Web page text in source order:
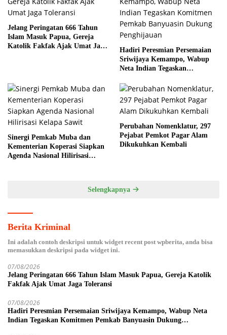
Jelang Peringatan 666 Tahun
Islam Masuk Papua, Gereja
Katolik Fakfak Ajak Umat Jaga
Hadiri Peresmian Persemaian
Sriwijaya Kemampo, Wabup
Neta Indian Tegaskan
Dukung Penghijauan
Sinergi Pemkab Muba dan
Kementerian Koperasi Siapkan
Agenda Nasional Hilirisasi
Perubahan Nomenklatur, 297
Pejabat Pemkot Pagar Alam
Dikukuhkan Kembali
Selengkapnya
Berita Kriminal
Ini adalah contoh deskripsi untuk widget recent post wpberita, anda bisa
memasukkan deskripsi pada widget ini.
07/08/2026
Jelang Peringatan 666 Tahun Islam Masuk Papua, Gereja Katolik
Fakfak Ajak Umat Jaga Toleransi
07/08/2026
Hadiri Peresmian Persemaian Sriwijaya Kemampo, Wabup Neta
Indian Tegaskan Komitmen Pemkab Banyuasin Dukung